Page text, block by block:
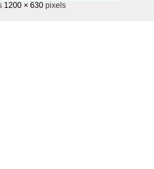
1200 × 630 pixels